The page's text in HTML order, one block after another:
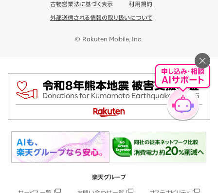
申し込み・相談
AIサポート
古物営業法に基づく表示 利用規約
外部送信される情報の取り扱いについて
© Rakuten Mobile, Inc.
楽天グループ